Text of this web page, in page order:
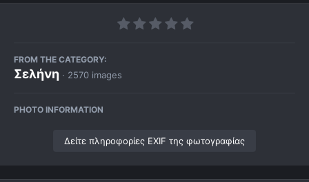
FROM THE CATEGORY:
Σελήνη · 2570 images
PHOTO INFORMATION
Δείτε πληροφορίες EXIF της φωτογραφίας